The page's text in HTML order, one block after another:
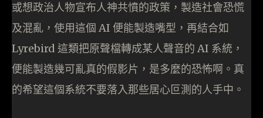
或想政治人物宣布人神共憤的政策，製造社會恐慌
及混亂，使用這個 AI 便能製造嘴型，再結合如
Lyrebird 這類把原聲檔轉成某人聲音的 AI 系統，
便能製造幾可亂真的假影片，是多麼的恐怖啊。真
的希望這個系統不要落入那些居心叵測的人手中。